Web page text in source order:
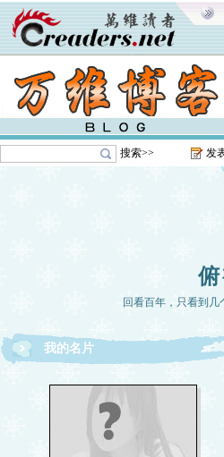
搜索>> 发
回看百年，只看到
我的名片